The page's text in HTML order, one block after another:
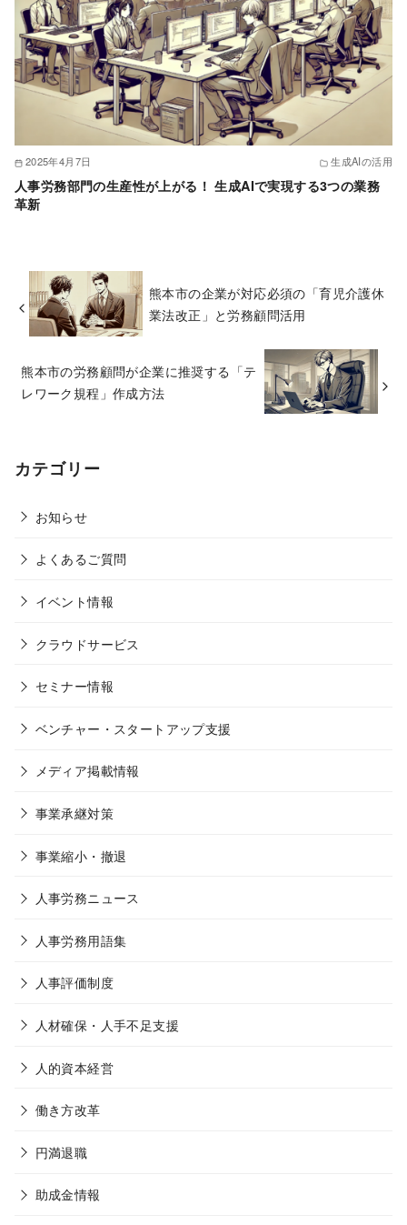
2025年4月7日 生成AIの活用
人事労務部門の生産性が上がる！ 生成AIで実現する3つの業務
革新
熊本市の企業が対応必須の「育児介護休
業法改正」と労務顧問活用
熊本市の労務顧問が企業に推奨する「テ
レワーク規程」作成方法
カテゴリー
お知らせ
よくあるご質問
イベント情報
クラウドサービス
セミナー情報
ベンチャー・スタートアップ支援
メディア掲載情報
事業承継対策
事業縮小・撤退
人事労務ニュース
人事労務用語集
人事評価制度
人材確保・人手不足支援
人的資本経営
働き方改革
円満退職
助成金情報